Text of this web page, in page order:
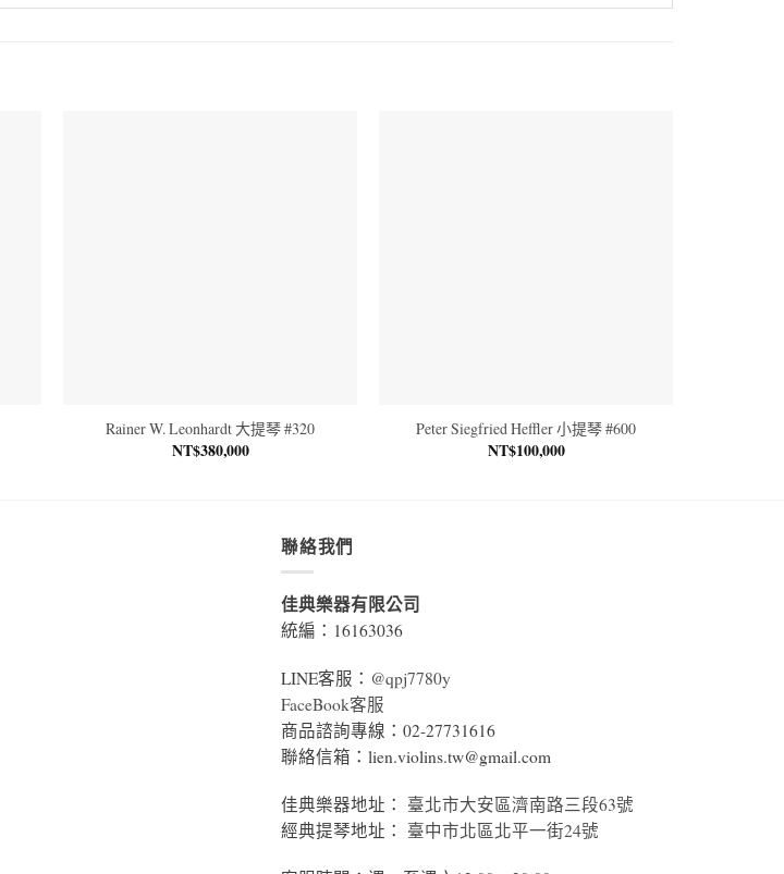
Rainer W. Leonhardt 大提琴 #320
NT$380,000
Peter Siegfried Heffler 小提琴 #600
NT$100,000
聯絡我們
佳典樂器有限公司
統編：16163036
LINE客服： @qpj7780y
FaceBook客服
商品諮詢專線：02-27731616
聯絡信箱：lien.violins.tw@gmail.com
佳典樂器地址： 臺北市大安區濟南路三段63號
經典提琴地址： 臺中市北區北平一街24號